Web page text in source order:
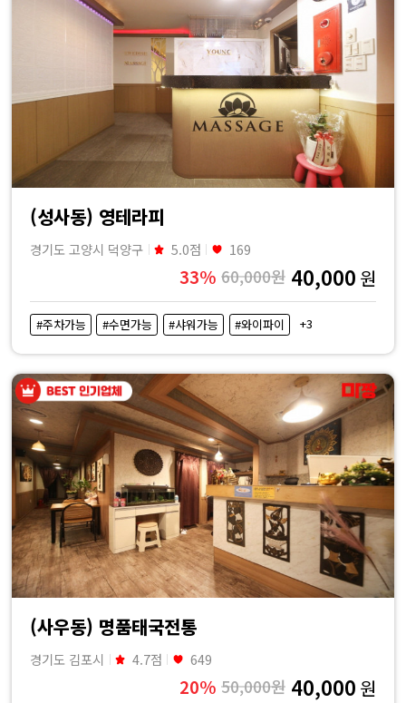
(성사동) 영테라피
경기도 고양시 덕양구 5.0점 169
33% 60,000원 40,000 원
#주차가능 #수면가능 #샤워가능 #와이파이 +3
(사우동) 명품태국전통
경기도 김포시 4.7점 649
20% 50,000원 40,000 원